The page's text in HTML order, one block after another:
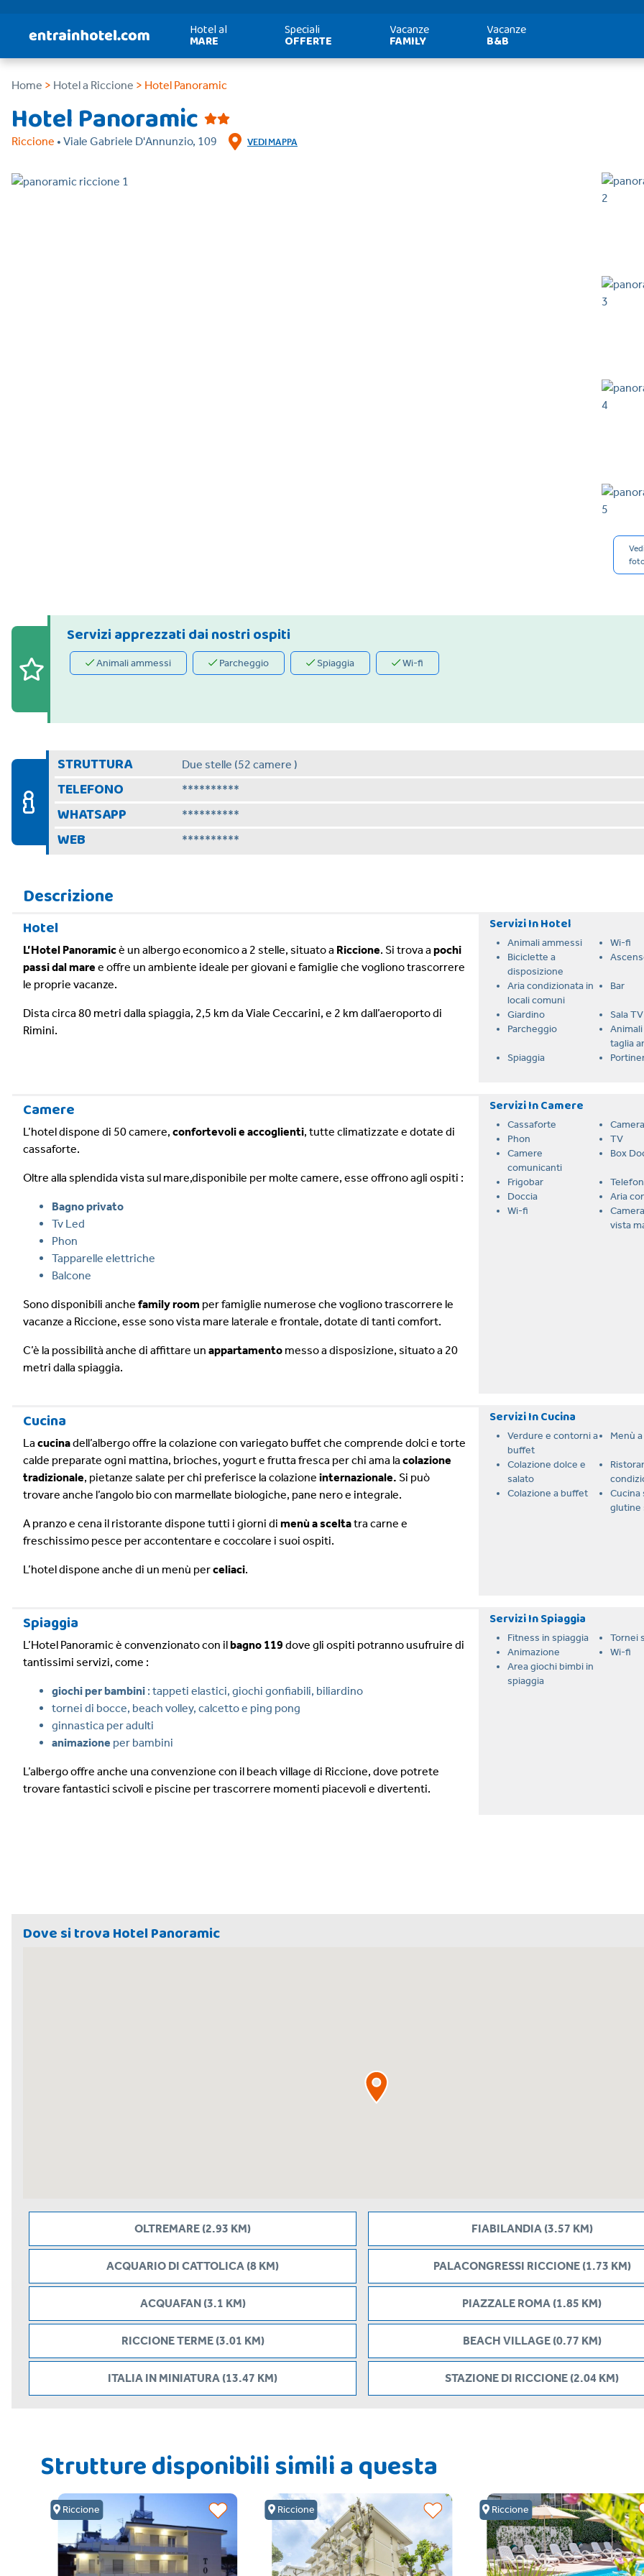
Hotel al
MARE
Speciali
OFFERTE
Vacanze
FAMILY
Vacanze
B&B
Home > Hotel a Riccione > Hotel Panoramic
Hotel Panoramic
Riccione • Viale Gabriele D'Annunzio, 109 VEDI MAPPA
Servizi apprezzati dai nostri ospiti
Animali ammessi Parcheggio Spiaggia Wi-fi
STRUTTURA Due stelle (52 camere )
TELEFONO **********
WHATSAPP **********
WEB **********
Descrizione
Hotel
L’Hotel Panoramicè un albergo economico a 2 stelle, situato a Riccione. Si trova a pochi
passi dal mare e offre un ambiente ideale per giovani e famiglie che vogliono trascorrere
le proprie vacanze.
Dista circa 80 metri dalla spiaggia, 2,5 km da Viale Ceccarini, e 2 km dall’aeroporto di
Rimini.
Servizi In Hotel
Animali ammessi
Wi-fi
Biciclette a
disposizione
Aria condizionata in
locali comuni
Bar
Giardino
Sala TV
Parcheggio
taglia
Spiaggia
Camere
L’hotel dispone di 50 camere, confortevoli e accoglienti, tutte climatizzate e dotate di
cassaforte.
Oltre alla splendida vista sul mare,disponibile per molte camere, esse offrono agli ospiti :
Bagno privato
Tv Led
Phon
Tapparelle elettriche
Balcone
Sono disponibili anche family room per famiglie numerose che vogliono trascorrere le
vacanze a Riccione, esse sono vista mare laterale e frontale, dotate di tanti comfort.
C’è la possibilità anche di affittare un appartamento messo a disposizione, situato a 20
metri dalla spiaggia.
Servizi In Camere
Cassaforte
Phon
TV
Camere
comunicanti
Box
Frigobar
Doccia
Aria
Wi-fi
vista
Cucina
La cucinadell’albergo offre la colazione con variegato buffet che comprende dolci e torte
calde preparate ogni mattina, brioches, yogurt e frutta fresca per chi ama la colazione
tradizionale, pietanze salate per chi preferisce la colazione internazionale. Si può
trovare anche l’angolo bio con marmellate biologiche, pane nero e integrale.
A pranzo e cena il ristorante dispone tutti i giorni di menù a sceltatra carne e
freschissimo pesce per accontentare e coccolare i suoi ospiti.
L’hotel dispone anche di un menù perceliaci.
Servizi In Cucina
Verdure e contorni a
buffet
Menù
Colazione dolce e
salato
Colazione a buffet
Cucina
glutine
Spiaggia
L’Hotel Panoramic è convenzionato con ilbagno 119 dove gli ospiti potranno usufruire di
tantissimi servizi, come :
giochi per bambini : tappeti elastici, giochi gonfiabili, biliardino
tornei di bocce, beach volley, calcetto e ping pong
ginnastica per adulti
animazione per bambini
L’albergo offre anche una convenzione con il beach village di Riccione, dove potrete
trovare fantastici scivoli e piscine per trascorrere momenti piacevoli e divertenti.
Servizi In Spiaggia
Fitness in spiaggia
Tornei
Animazione
Wi-fi
Area giochi bimbi in
spiaggia
Dove si trova Hotel Panoramic
OLTREMARE (2.93 KM) FIABILANDIA (3.57 KM)
ACQUARIO DI CATTOLICA (8 KM) PALACONGRESSI RICCIONE (1.73 KM)
ACQUAFAN (3.1 KM) PIAZZALE ROMA (1.85 KM)
RICCIONE TERME (3.01 KM) BEACH VILLAGE (0.77 KM)
ITALIA IN MINIATURA (13.47 KM) STAZIONE DI RICCIONE (2.04 KM)
Strutture disponibili simili a questa
Riccione Riccione Riccione